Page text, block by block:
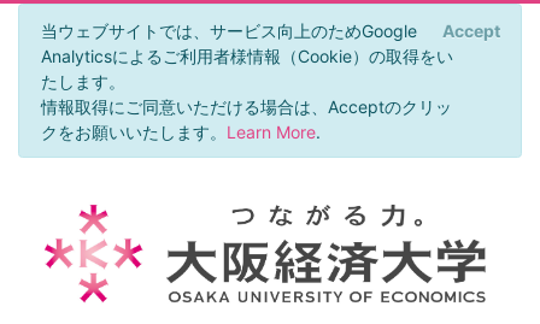
当ウェブサイトでは、サービス向上のためGoogle
Analyticsによるご利用者様情報（Cookie）の取得をい
たします。
情報取得にご同意いただける場合は、Acceptのクリッ
クをお願いいたします。 Learn More.
Accept
×